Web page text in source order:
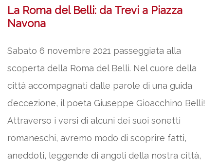
La Roma del Belli: da Trevi a Piazza
Navona
Sabato 6 novembre 2021 passeggiata alla
scoperta della Roma del Belli. Nel cuore della
città accompagnati dalle parole di una guida
d’eccezione, il poeta Giuseppe Gioacchino Belli!
Attraverso i versi di alcuni dei suoi sonetti
romaneschi, avremo modo di scoprire fatti,
aneddoti, leggende di angoli della nostra città,